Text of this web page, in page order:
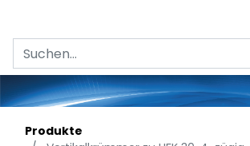
Produkte